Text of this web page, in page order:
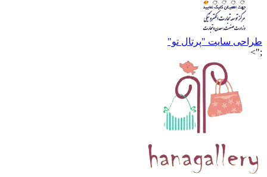
طراحی سایت "پرتال تو"
;">